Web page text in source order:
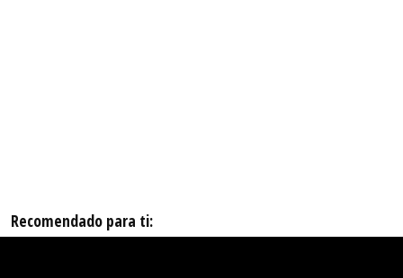
Recomendado para ti: